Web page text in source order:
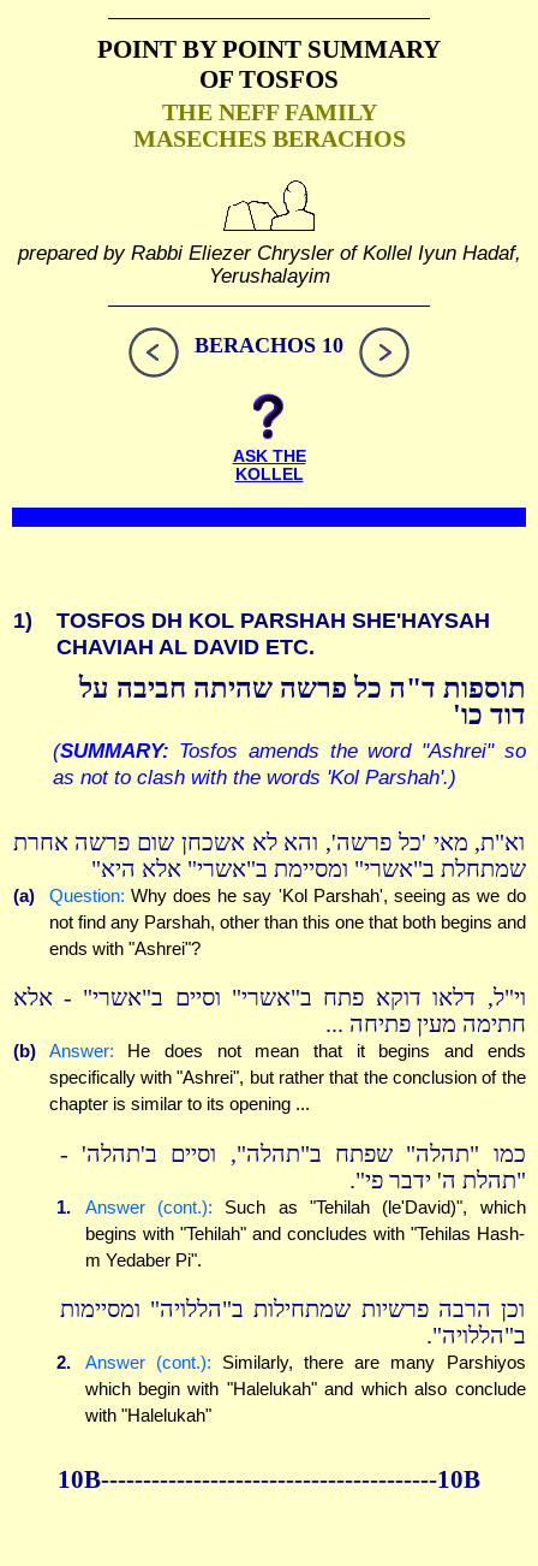
POINT BY POINT SUMMARY
OF TOSFOS
THE NEFF FAMILY
MASECHES BERACHOS
prepared by Rabbi Eliezer Chrysler of Kollel Iyun Hadaf,
Yerushalayim
BERACHOS 10
ASK THE
KOLLEL
1)
TOSFOS DH KOL PARSHAH SHE'HAYSAH
CHAVIAH AL DAVID ETC.
תוספות ד"ה כל פרשה שהיתה חביבה על
דוד כו'
(SUMMARY: Tosfos amends the word "Ashrei" so
as not to clash with the words 'Kol Parshah'.)
וא"ת, מאי 'כל פרשה', והא לא אשכחן שום פרשה אחרת
שמתחלת ב"אשרי" ומסיימת ב"אשרי" אלא היא"
(a) Question: Why does he say 'Kol Parshah', seeing as we do
not find any Parshah, other than this one that both begins and
ends with "Ashrei"?
וי"ל, דלאו דוקא פתח ב"אשרי" וסיים ב"אשרי" - אלא
חתימה מעין פתיחה ...
(b) Answer: He does not mean that it begins and ends
specifically with "Ashrei", but rather that the conclusion of the
chapter is similar to its opening ...
כמו "תהלה" שפתח ב"תהלה", וסיים ב'תהלה' -
"תהלת ה' ידבר פי".
1. Answer (cont.): Such as "Tehilah (le'David)", which
begins with "Tehilah" and concludes with "Tehilas Hash-
m Yedaber Pi".
וכן הרבה פרשיות שמתחילות ב"הללויה" ומסיימות
ב"הללויה".
2. Answer (cont.): Similarly, there are many Parshiyos
which begin with "Halelukah" and which also conclude
with "Halelukah"
10B----------------------------------------10B